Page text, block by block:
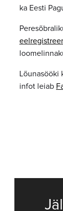
ka Eesti
Lõunasööki
infot leiab